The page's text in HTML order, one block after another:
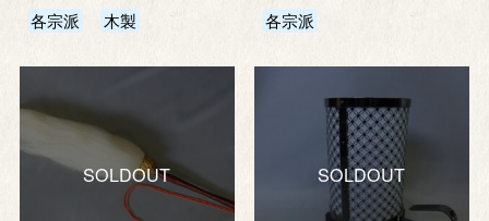
各宗派 木製 各宗派
SOLDOUT SOLDOUT